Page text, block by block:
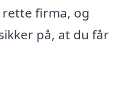
firma, og
på, at du får